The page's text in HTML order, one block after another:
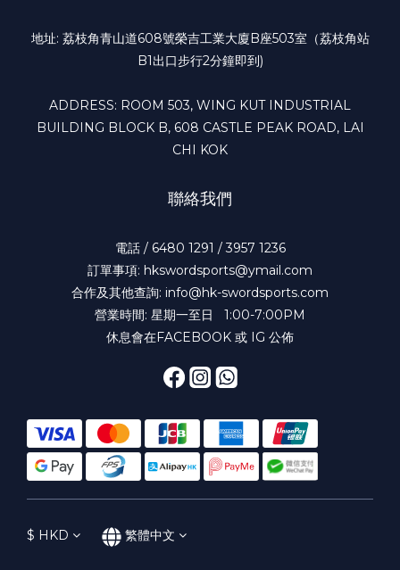
地址: 荔枝角青山道608號榮吉工業大廈B座503室（荔枝角站
B1出口步行2分鐘即到)
ADDRESS: ROOM 503, WING KUT INDUSTRIAL
BUILDING BLOCK B, 608 CASTLE PEAK ROAD, LAI
CHI KOK
聯絡我們
電話 / 6480 1291 / 3957 1236
訂單事項: hkswordsports@ymail.com
合作及其他查詢: info@hk-swordsports.com
營業時間: 星期一至日 1:00-7:00PM
休息會在FACEBOOK 或 IG 公佈
$ HKD 繁體中文